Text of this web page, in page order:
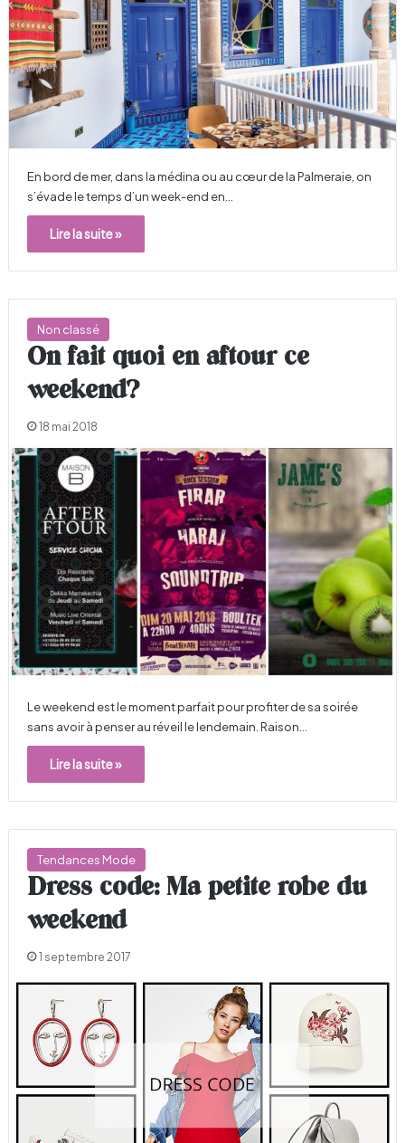
En bord de mer, dans la médina ou au cœur de la Palmeraie, on
s’évade le temps d’un week-end en…
Lire la suite »
Non classé
On fait quoi en aftour ce
weekend?
18 mai 2018
Le weekend est le moment parfait pour profiter de sa soirée
sans avoir à penser au réveil le lendemain. Raison…
Lire la suite »
Tendances Mode
Dress code: Ma petite robe du
weekend
1 septembre 2017